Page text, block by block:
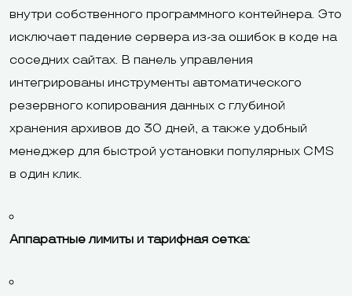
внутри собственного программного контейнера. Это
исключает падение сервера из-за ошибок в коде на
соседних сайтах. В панель управления
интегрированы инструменты автоматического
резервного копирования данных с глубиной
хранения архивов до 30 дней, а также удобный
менеджер для быстрой установки популярных CMS
в один клик.
Аппаратные лимиты и тарифная сетка: